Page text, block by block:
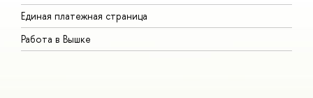
Единая платежная страница
Работа в Вышке